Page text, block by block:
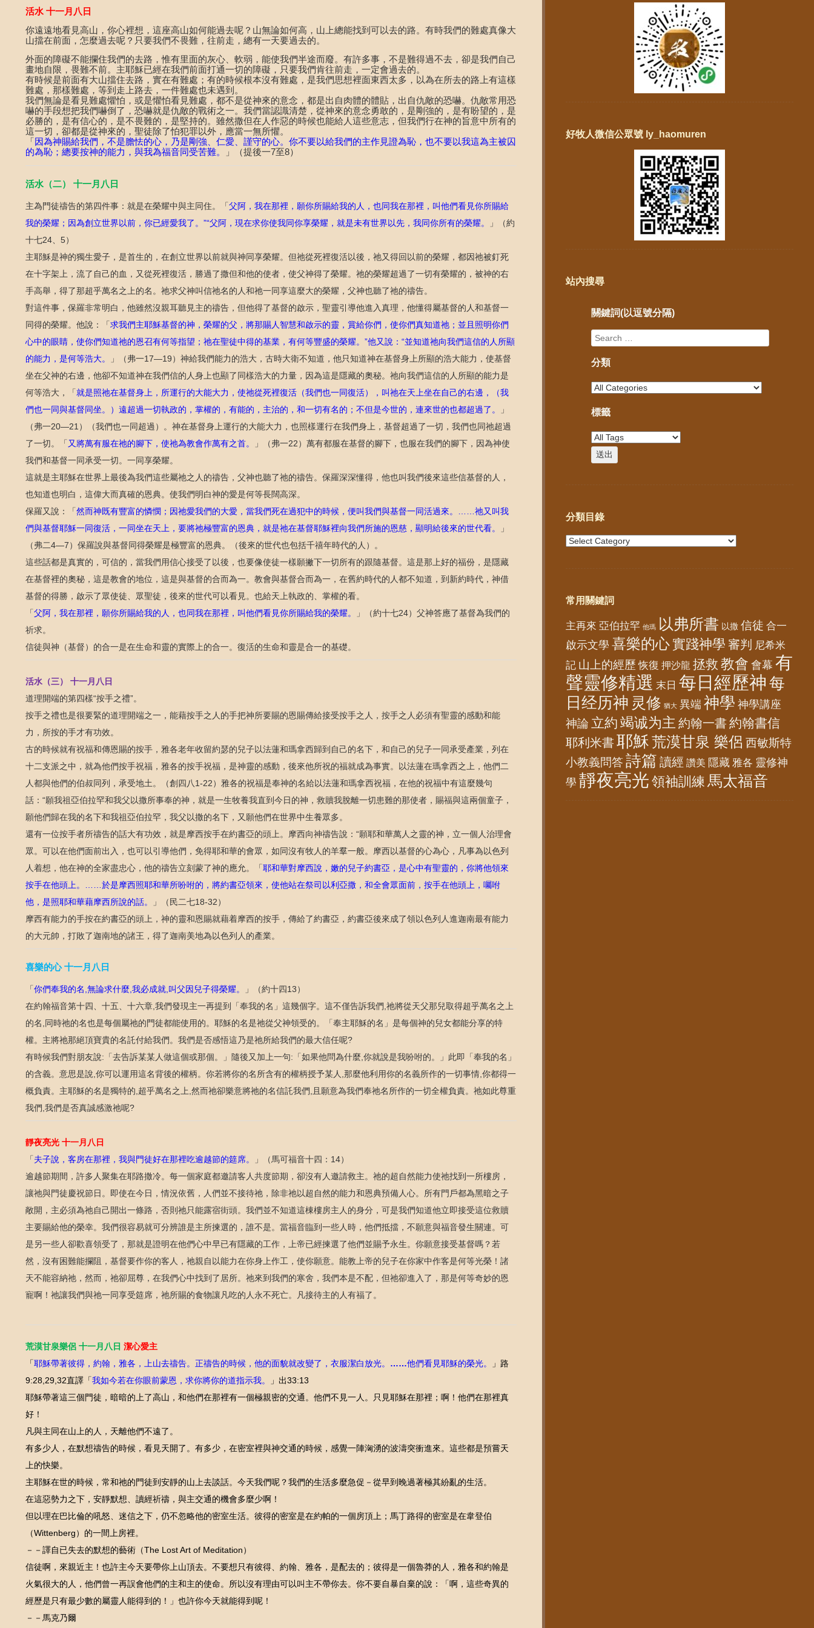
活水 十一月八日
你遠遠地看見高山，你心裡想，這座高山如何能過去呢？山無論如何高，山上總能找到可以去的路。有時我們的難處真像大
山擋在前面，怎麼過去呢？只要我們不畏難，往前走，總有一天要過去的。
外面的障礙不能攔住我們的去路，惟有里面的灰心、軟弱，能使我們半途而廢。有許多事，不是難得過不去，卻是我們自己
畫地自限，畏難不前。主耶穌已經在我們前面打通一切的障礙，只要我們肯往前走，一定會過去的。
有時候是前面有大山擋住去路，實在有難處；有的時候根本沒有難處，是我們思想裡面東西太多，以為在所去的路上有這樣
難處，那樣難處，等到走上路去，一件難處也未遇到。
我們無論是看見難處懼怕，或是懼怕看見難處，都不是從神來的意念，都是出自肉體的體貼，出自仇敵的恐嚇。仇敵常用恐
嚇的手段想把我們嚇倒了，恐嚇就是仇敵的戰術之一。我們當認識清楚，從神來的意念勇敢的，是剛強的，是有盼望的，是
必勝的，是有信心的，是不畏難的，是堅持的。雖然撒但在人作惡的時候也能給人這些意志，但我們行在神的旨意中所有的
這一切，卻都是從神來的，聖徒除了怕犯罪以外，應當一無所懼。
「因為神賜給我們，不是膽怯的心，乃是剛強、仁愛、謹守的心。你不要以給我們的主作見證為恥，也不要以我這為主被囚
的為恥；總要按神的能力，與我為福音同受苦難。
」（提後一7至8）
活水（二） 十一月八日
主為門徒禱告的第四件事：就是在榮耀中與主同住。「父阿，我在那裡，願你所賜給我的人，也同我在那裡，叫他們看見你所賜給
我的榮耀；因為創立世界以前，你已經愛我了。 ”“父阿，現在求你使我同你享榮耀，就是未有世界以先，我同你所有的榮耀。
」（約
十七24、 5）
主耶穌是神的獨生愛子，是首生的，在創立世界以前就與神同享榮耀。但祂從死裡復活以後，祂又得回以前的榮耀，都因祂被釘死
在十字架上，流了自己的血，又從死裡復活，勝過了撒但和他的使者，使父神得了榮耀。祂的榮耀超過了一切有榮耀的，被神的右
手高舉，得了那超乎萬名之上的名。祂求父神叫信祂名的人和祂一同享這麼大的榮耀，父神也聽了祂的禱告。
對這件事，保羅非常明白，他雖然沒親耳聽見主的禱告，但他得了基督的啟示，聖靈引導他進入真理，他懂得屬基督的人和基督一
同得的榮耀。他說：「求我們主耶穌基督的神，榮耀的父，將那賜人智慧和啟示的靈，賞給你們，使你們真知道祂；並且照明你們
心中的眼睛，使你們知道祂的恩召有何等指望；祂在聖徒中得的基業，有何等豐盛的榮耀。 ”他又說： “並知道祂向我們這信的人所顯
的能力，是何等浩大。
」（弗一17—19）神給我們能力的浩大，古時大衛不知道，他只知道神在基督身上所顯的浩大能力，使基督
坐在父神的右邊，他卻不知道神在我們信的人身上也顯了同樣浩大的力量，因為這是隱藏的奧秘。祂向我們這信的人所顯的能力是
何等浩大，「就是照祂在基督身上，所運行的大能大力，使祂從死裡復活（我們也一同復活），叫祂在天上坐在自己的右邊，（我
們也一同與基督同坐。）遠超過一切執政的，掌權的，有能的，主治的，和一切有名的；不但是今世的，連來世的也都超過了。
」
（弗一20—21 ）（我們也一同超過）。神在基督身上運行的大能大力，也照樣運行在我們身上，基督超過了一切，我們也同祂超過
了一切。「又將萬有服在祂的腳下，使祂為教會作萬有之首。 」（弗一22）萬有都服在基督的腳下，也服在我們的腳下，因為神使
我們和基督一同承受一切。一同享榮耀。
這就是主耶穌在世界上最後為我們這些屬祂之人的禱告，父神也聽了祂的禱告。保羅深深懂得，他也叫我們後來這些信基督的人，
也知道也明白，這偉大而真確的恩典。使我們明白神的愛是何等長闊高深。
保羅又說：「然而神既有豐富的憐憫；因祂愛我們的大愛，當我們死在過犯中的時候，便叫我們與基督一同活過來。
祂又叫我
們與基督耶穌一同復活，一同坐在天上，要將祂極豐富的恩典，就是祂在基督耶穌裡向我們所施的恩慈，顯明給後來的世代看。
」
（弗二4—7）保羅說與基督同得榮耀是極豐富的恩典。（後來的世代也包括千禧年時代的人）。
這些話都是真實的，可信的，當我們用信心接受了以後，也要像使徒一樣願撇下一切所有的跟隨基督。這是那上好的福份，是隱藏
在基督裡的奧秘，這是教會的地位，這是與基督的合而為一。教會與基督合而為一，在舊約時代的人都不知道，到新約時代，神借
基督的得勝，啟示了眾使徒、眾聖徒，後來的世代可以看見。也給天上執政的、掌權的看。
「父阿，我在那裡，願你所賜給我的人，也同我在那裡，叫他們看見你所賜給我的榮耀。 」（約十七24）父神答應了基督為我們的
祈求。
信徒與神（基督）的合一是在生命和靈的實際上的合一。復活的生命和靈是合一的基礎。
活水（三）
十一月八日
道理開端的第四樣“按手之禮”。
按手之禮也是很要緊的道理開端之一，能藉按手之人的手把神所要賜的恩賜傳給接受按手之人，按手之人必須有聖靈的感動和能
力，所按的手才有功效。
古的時候就有祝福和傳恩賜的按手，雅各老年收留約瑟的兒子以法蓮和瑪拿西歸到自己的名下，和自己的兒子一同承受產業，列在
十二支派之中，就為他們按手祝福，雅各的按手祝福，是神靈的感動，後來他所祝的福就成為事實。以法蓮在瑪拿西之上，他們二
人都與他們的伯叔同列，承受地土。（創四八1-22）雅各的祝福是奉神的名給以法蓮和瑪拿西祝福，在他的祝福中有這麼幾句
話： “願我祖亞伯拉罕和我父以撒所事奉的神，就是一生牧養我直到今日的神，救贖我脫離一切患難的那使者，賜福與這兩個童子，
願他們歸在我的名下和我祖亞伯拉罕，我父以撒的名下，又願他們在世界中生養眾多。
還有一位按手者所禱告的話大有功效，就是摩西按手在約書亞的頭上。摩西向神禱告說： “願耶和華萬人之靈的神，立一個人治理會
眾。可以在他們面前出入，也可以引導他們，免得耶和華的會眾，如同沒有牧人的羊羣一般。摩西以基督的心為心，凡事為以色列
人着想，他在神的全家盡忠心，他的禱告立刻蒙了神的應允。「耶和華對摩西說，嫩的兒子約書亞，是心中有聖靈的，你將他領來
按手在他頭上。
於是摩西照耶和華所吩咐的，將約書亞領來，使他站在祭司以利亞撒，和全會眾面前，按手在他頭上，囑咐
他，是照耶和華藉摩西所說的話。
」（民二七18-32）
摩西有能力的手按在約書亞的頭上，神的靈和恩賜就藉着摩西的按手，傳給了約書亞，約書亞後來成了領以色列人進迦南最有能力
的大元帥，打敗了迦南地的諸王，得了迦南美地為以色列人的產業。
喜樂的心 十一月八日
「你們奉我的名 無論求什麼 我必成就 叫父因兒子得榮耀。 」（約十四13）
在約翰福音第十四、十五、十六章 我們發現主一再提到「奉我的名」這幾個字。這不僅告訴我們 祂將從天父那兒取得超乎萬名之上
的名 同時祂的名也是每個屬祂的門徒都能使用的。耶穌的名是祂從父神領受的。「奉主耶穌的名」是每個神的兒女都能分享的特
權。主將祂那絕頂寶貴的名託付給我們。我們是否感悟這乃是祂所給我們的最大信任呢?
有時候我們對朋友說: 「去告訴某某人做這個或那個。」隨後又加上一句: 「如果他問為什麼 你就說是我吩咐的。」此即「奉我的名」
的含義。意思是說 你可以運用這名背後的權柄。你若將你的名所含有的權柄授予某人 那麼他利用你的名義所作的一切事情 你都得一
概負責。主耶穌的名是獨特的 超乎萬名之上 然而祂卻樂意將祂的名信託我們 且願意為我們奉祂名所作的一切全權負責。 祂如此尊重
我們 我們是否真誠感激祂呢?
靜夜亮光 十一月八日
「夫子說，客房在那裡，我與門徒好在那裡吃逾越節的筵席。 」（馬可福音十四： 14）
逾越節期間，許多人聚集在耶路撒冷。每一個家庭都邀請客人共度節期，卻沒有人邀請救主。祂的超自然能力使祂找到一所樓房，
讓祂與門徒慶祝節日。即使在今日，情況依舊，人們並不接待祂，除非祂以超自然的能力和恩典預備人心。所有門戶都為黑暗之子
敞開，主必須為祂自己開出一條路，否則祂只能露宿街頭。我們並不知道這棟樓房主人的身分，可是我們知道他立即接受這位救贖
主要賜給他的榮幸。我們很容易就可分辨誰是主所揀選的，誰不是。當福音臨到一些人時，他們抵擋，不願意與福音發生關連。可
是另一些人卻歡喜領受了，那就是證明在他們心中早已有隱藏的工作，上帝已經揀選了他們並賜予永生。你願意接受基督嗎？若
然，沒有困難能攔阻，基督要作你的客人，祂親自以能力在你身上作工，使你願意。能教上帝的兒子在你家中作客是何等光榮！諸
天不能容納祂，然而，祂卻屈尊，在我們心中找到了居所。祂來到我們的寒舍，我們本是不配，但祂卻進入了，那是何等奇妙的恩
寵啊！祂讓我們與祂一同享受筵席，祂所賜的食物讓凡吃的人永不死亡。 凡接待主的人有福了。
荒漠甘泉樂侶 十一月八日 潔心愛主
「耶穌帶著彼得，約翰，雅各，上山去禱告。正禱告的時候，他的面貌就改變了，衣服潔白放光。 ……他們看見耶穌的榮光。 」路
9:28,29,32直譯「我如今若在你眼前蒙恩，求你將你的道指示我。 」出33:13
耶穌帶著這三個門徒，暗暗的上了高山，和他們在那裡有一個極親密的交通。他們不見一人。只見耶穌在那裡；啊！他們在那裡真
好！
凡與主同在山上的人，天離他們不遠了。
有多少人，在默想禱告的時候，看見天開了。有多少，在密室裡與神交通的時候，感覺一陣洶湧的波濤突衝進來。這些都是預嘗天
上的快樂。
主耶穌在世的時候，常和祂的門徒到安靜的山上去談話。今天我們呢？我們的生活多麼急促－從早到晚過著極其紛亂的生活。
在這惡勢力之下，安靜默想、讀經祈禱，與主交通的機會多麼少啊！
但以理在巴比倫的吼怒、迷信之下，仍不忽略他的密室生活。彼得的密室是在約帕的一個房頂上；馬丁路得的密室是在韋登伯
（Wittenberg）的一間上房裡。
－－譯自已失去的默想的藝術（The Lost Art of Meditation）
信徒啊，來親近主！也許主今天要帶你上山頂去。不要想只有彼得、約翰、雅各，是配去的；彼得是一個魯莽的人，雅各和約翰是
火氣很大的人，他們曾一再誤會他們的主和主的使命。所以沒有理由可以叫主不帶你去。你不要自暴自棄的說：「啊，這些奇異的
經歷是只有最少數的屬靈人能得到的！」也許你今天就能得到呢！
－－馬克乃爾
好牧人微信公眾號 ly_haomuren
站內搜尋
關鍵詞(以逗號分隔)
分類
標籤
分類目錄
常用關鍵詞
主再來 亞伯拉罕 他瑪 以弗所書 以撒 信徒 合一
啟示文學 喜樂的心實踐神學 審判 尼希米
記 山上的經歷 恢復 押沙龍 拯救 教會 會幕 有
聲靈修精選 末日 每日經歷神 每
日经历神 灵修 猶大 異端 神學 神學講座
神論 立約 竭诚为主 約翰一書 約翰書信
耶利米書 耶穌荒漠甘泉 樂侶 西敏斯特
小教義問答詩篇 讀經 讚美 隱藏 雅各 靈修神
學 靜夜亮光 領袖訓練 馬太福音